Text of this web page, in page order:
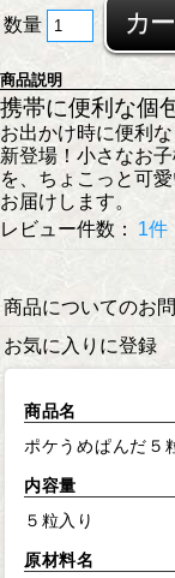
数量
商品説明
携帯に便利な個
お出かけ時に便利
新登場！小さなお
を、ちょこっと可
お届けします。
レビュー件数：
1件
商品についてのお
お気に入りに登録
商品名
ポケうめぱんだ５
内容量
５粒入り
原材料名